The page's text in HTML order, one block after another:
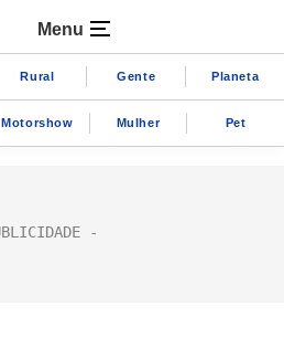
Menu
Rural Gente Planeta
Motorshow Mulher Pet